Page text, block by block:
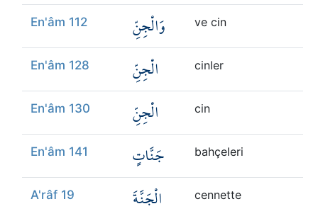
En'âm 112 وَالْجِنِّ ve cin
En'âm 128 الْجِنِّ cinler
En'âm 130 الْجِنِّ cin
En'âm 141 جَنَّاتٍ bahçeleri
A'râf 19 الْجَنَّةَ cennette